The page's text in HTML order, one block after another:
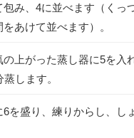
包み、4に並べます（くっ
をあけて並べます）。
の上がった蒸し器に5を入
蒸します。
6を盛り、練りからし、し